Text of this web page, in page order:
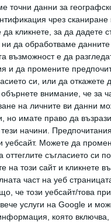
точни данни за
чрез сканиране
кликнете, за да дадете
да обработваме данните
възможност е да
и да промените
си, или да откажете
внимание, че за
на личните ви данни
но имате право да
начини.
уебсайт. Можете да
съгласието си
на този сайт и кликнете
част на уеб
че този уебсайт/това
услуги на Google и
която
допълни сред
и нарастващото
компании ще плащат
недостигът на ток.
се произвежда
централи, които
от седем плаващи
правителството
от електрогенератори.
и университетите
институти,
и болниците ще